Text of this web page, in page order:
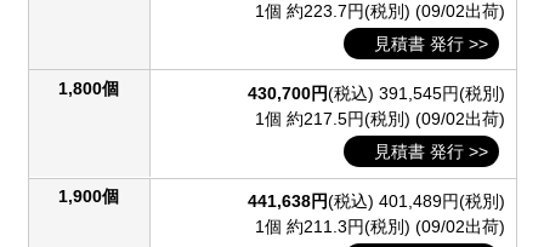
1個 約223.7円(税別) (09/02出荷)
見積書 発行 >>
1,800個 430,700円(税込) 391,545円(税別)
1個 約217.5円(税別) (09/02出荷)
見積書 発行 >>
1,900個 441,638円(税込) 401,489円(税別)
1個 約211.3円(税別) (09/02出荷)